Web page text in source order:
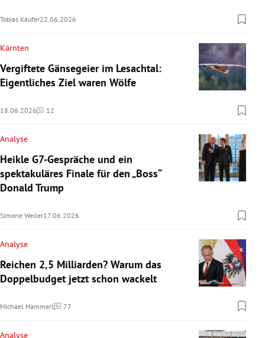
Tobias Käufer22.06.2026
Kärnten
Vergiftete Gänsegeier im Lesachtal:
Eigentliches Ziel waren Wölfe
18.06.2026 12
Kommentare
Analyse
Heikle G7-Gespräche und ein
spektakuläres Finale für den „Boss“
Donald Trump
Simone Weiler17.06.2026
Analyse
Reichen 2,5 Milliarden? Warum das
Doppelbudget jetzt schon wackelt
Michael Hammerl 77
Kommentare
Analyse